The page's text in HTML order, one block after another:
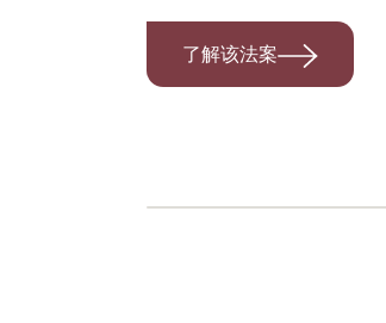
了解该法案